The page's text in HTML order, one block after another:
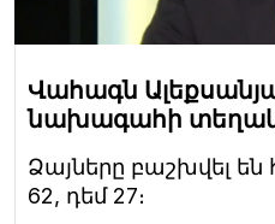
Վահագն
նախագահի
Ձայները բաշխվել են
62, դեմ 27։